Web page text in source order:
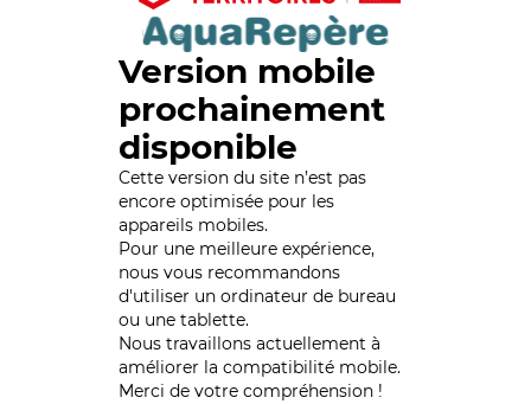
Version mobile
prochainement
disponible
Cette version du site n’est pas
encore optimisée pour les
appareils mobiles.
Pour une meilleure expérience,
nous vous recommandons
d'utiliser un ordinateur de bureau
ou une tablette.
Nous travaillons actuellement à
améliorer la compatibilité mobile.
Merci de votre compréhension !